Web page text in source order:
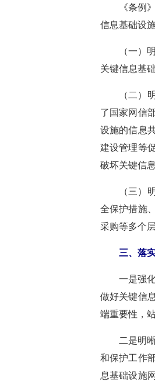
《条例
信息基础设
（一）
关键信息基
（二）
了国家网信
设施的信息
建设管理等
破坏关键信
（三）
全保护措施
采购等多个
三、落
一是强
做好关键信
端重要性，
二是明
和保护工作
息基础设施